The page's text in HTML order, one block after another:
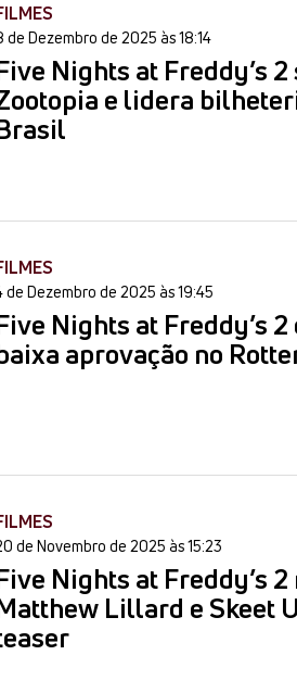
de Dezembro de 2025 às 18:14
Nights at Freddy’s 2
e lidera
de Dezembro de 2025 às 19:45
Nights at Freddy’s
aprovação no
de Novembro de 2025 às 15:23
Nights at Freddy’s 2
Lillard e Skeet